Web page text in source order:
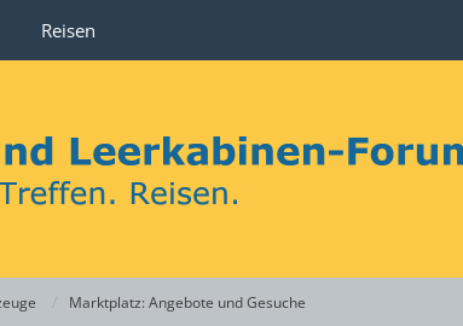
Reisen
Marktplatz: Angebote und Gesuche